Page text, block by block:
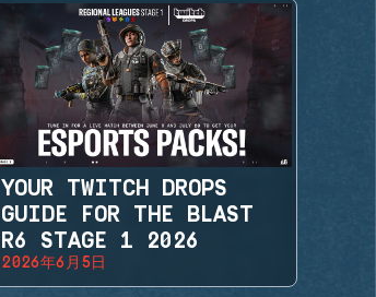
YOUR TWITCH DROPS
GUIDE FOR THE BLAST
R6 STAGE 1 2026
2026年6月5日